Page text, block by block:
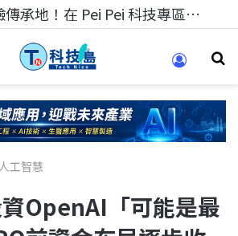
科技人的經驗傳承地！在 Pei Pei 科技專區，與學弟妹交流最硬核的技術
工智慧
OpenAI「可能是最